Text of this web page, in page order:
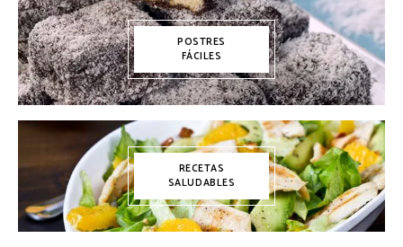
POSTRES
FÁCILES
RECETAS
SALUDABLES